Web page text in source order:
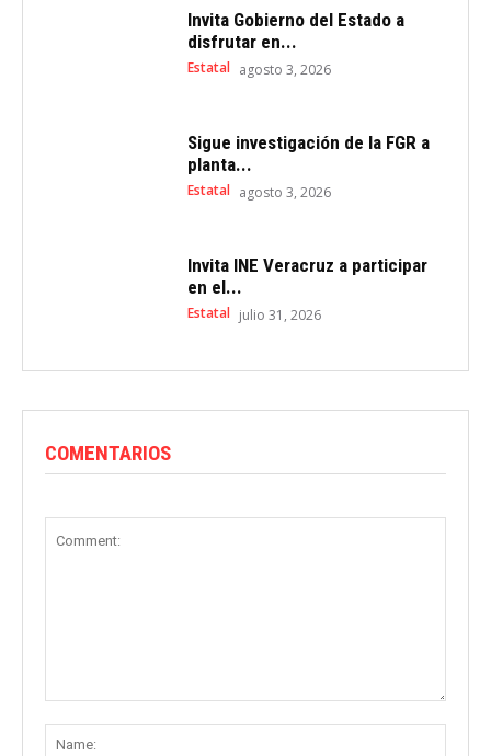
Invita Gobierno del Estado a
disfrutar en...
Estatal agosto 3, 2026
Sigue investigación de la FGR a
planta...
Estatal agosto 3, 2026
Invita INE Veracruz a participar
en el...
Estatal julio 31, 2026
COMENTARIOS